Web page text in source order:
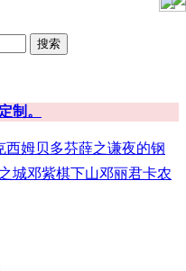
搜索
制。
西姆贝多芬薛之谦夜的钢
城邓紫棋下山邓丽君卡农